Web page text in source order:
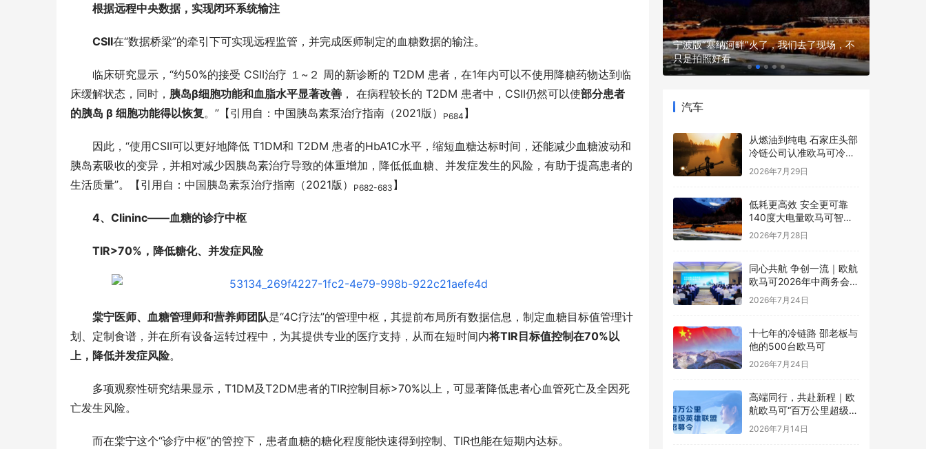
根据远程中央数据，实现闭环系统输注
CSII在“数据桥梁”的牵引下可实现远程监管，并完成医师制定的血糖数据的输注。
临床研究显示，“约50%的接受 CSII治疗 １~２ 周的新诊断的 T2DM 患者，在1年内可以不使用降糖药物达到临
床缓解状态，同时， 胰岛β细胞功能和血脂水平显著改善 ， 在病程较长的 T2DM 患者中，CSII仍然可以使部分患者
的胰岛 β 细胞功能得以恢复。”【引用自：中国胰岛素泵治疗指南（2021版） P684 】
因此，“使用CSII可以更好地降低 T1DM和 T2DM 患者的HbA1C水平，缩短血糖达标时间，还能减少血糖波动和
胰岛素吸收的变异，并相对减少因胰岛素治疗导致的体重增加，降低低血糖、并发症发生的风险，有助于提高患者的
生活质量”。【引用自：中国胰岛素泵治疗指南（2021版）
P682-683 】
4、Clininc——血糖的诊疗中枢
TIR>70%，降低糖化、并发症风险
棠宁医师、血糖管理师和营养师团队是“4C疗法”的管理中枢，其提前布局所有数据信息，制定血糖目标值管理计
划、定制食谱，并在所有设备运转过程中，为其提供专业的医疗支持，从而在短时间内将TIR目标值控制在70%以
上，降低并发症风险。
多项观察性研究结果显示，T1DM及T2DM患者的TIR控制目标>70%以上，可显著降低患者心血管死亡及全因死
亡发生风险。
而在棠宁这个“诊疗中枢”的管控下，患者血糖的糖化程度能快速得到控制、TIR也能在短期内达标。
刻丝工艺，东方金艺｜君佩黄金杭州大厦
CTHULHU：让时尚包袋成为都市女性的风
宁波版“塞纳河畔”火了，我们去了现场，不
孩子补营养没效果？哈药钙镁锌口服液协同
吸收不白忙！
汽车
从燃油到纯电 石家庄头部
冷链公司认准欧马可冷藏
车
2026年7月29日
低耗更高效 安全更可靠
140度大电量欧马可智蓝
ES1纯电轻卡怀挡新品亮
2026年7月28日
同心共航 争创一流｜欧航
欧马可2026年中商务会暨
战略研讨会圆满召开
2026年7月24日
十七年的冷链路 邵老板与
他的500台欧马可
2026年7月24日
高端同行，共赴新程｜欧
航欧马可“百万公里超级英
雄联盟”全球招募正式启动
2026年7月14日